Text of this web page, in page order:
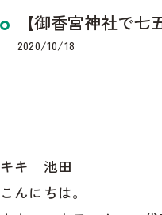
【御香宮神社で
2020/10/18
キキ 池田
こんにちは。